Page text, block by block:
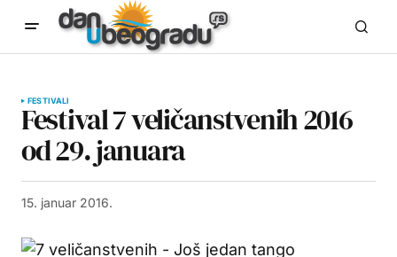
FESTIVALI
Festival 7 veličanstvenih 2016
od 29. januara
15. januar 2016.